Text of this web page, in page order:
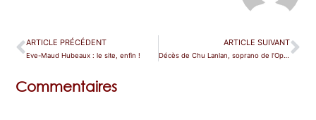
ARTICLE PRÉCÉDENT
Eve-Maud Hubeaux : le site, enfin !
ARTICLE SUIVANT
Décès de Chu Lanlan, soprano de l’Opéra de Pékin
Commentaires